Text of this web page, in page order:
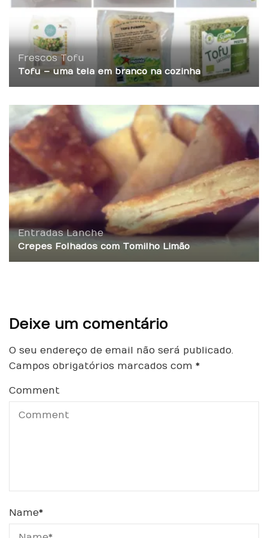
Frescos Tofu
Tofu – uma tela em branco na cozinha
Entradas Lanche
Crepes Folhados com Tomilho Limão
Deixe um comentário
O seu endereço de email não será publicado.
Campos obrigatórios marcados com *
Comment
Name*